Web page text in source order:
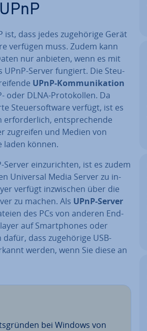
ist, dass jedes zu­ge­hö­ri­ge Gerät
verfügen muss. Zudem kann
nur anbieten, wenn es mit
UPnP-Server fungiert. Die Steu­
UPnP-Kom­mu­ni­ka­ti­on
oder DLNA-Pro­to­kol­len. Da
Steu­er­soft­ware verfügt, ist es
er­for­der­lich, ent­spre­chen­de
zugreifen und Medien von
laden können.
ein­zu­rich­ten, ist es zudem
Universal Media Server zu in­
verfügt in­zwi­schen über die
zu machen. Als UPnP-Server
des PCs von anderen End­
auf Smart­phones oder
dass zu­ge­hö­ri­ge USB-
werden, wenn Sie diese an
bei Windows von